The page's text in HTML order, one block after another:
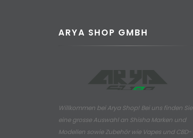
ARYA SHOP GMBH
Willkommen bei Arya Shop! Bei uns finden Sie
eine grosse Auswahl an Shisha Marken und
Modellen sowie Zubehör wie Vapes und CBD-